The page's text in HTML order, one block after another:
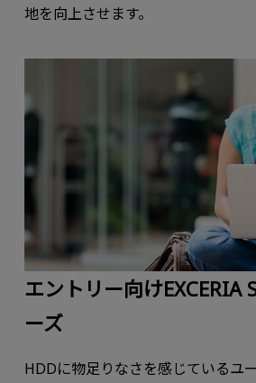
地を向上させます。
エントリー向けEXCERIA
ーズ
HDDに物足りなさを感じているユ